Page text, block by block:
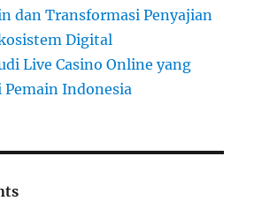
dan Transformasi Penyajian
Digital
Live Casino Online yang
Pemain Indonesia